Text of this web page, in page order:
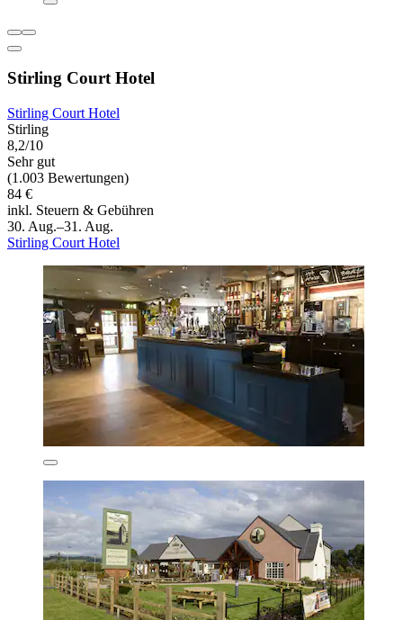
Stirling Court Hotel
Stirling Court Hotel
Stirling
8,2/10
Sehr gut
(1.003 Bewertungen)
84 €
inkl. Steuern & Gebühren
30. Aug.–31. Aug.
Stirling Court Hotel